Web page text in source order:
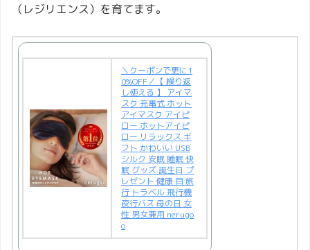
（レジリエンス）を育てます。
＼クーポンで更に1
0%OFF／【 繰り返
し使える 】 アイマ
スク 充電式 ホット
アイマスク アイピ
ロー ホットアイピ
ロー リラックス ギ
フト かわいい USB
シルク 安眠 睡眠 快
眠 グッズ 誕生日 プ
レゼント 健康 目 旅
行 トラベル 飛行機
夜行バス 母の日 女
性 男女兼用 nerugo
o